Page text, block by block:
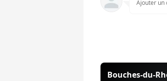
Ajouter un
Bouches-du-